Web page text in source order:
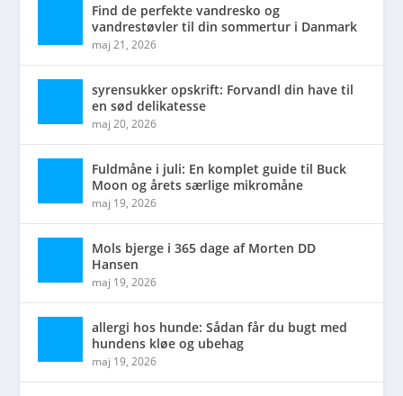
Find de perfekte vandresko og
vandrestøvler til din sommertur i Danmark
maj 21, 2026
syrensukker opskrift: Forvandl din have til
en sød delikatesse
maj 20, 2026
Fuldmåne i juli: En komplet guide til Buck
Moon og årets særlige mikromåne
maj 19, 2026
Mols bjerge i 365 dage af Morten DD
Hansen
maj 19, 2026
allergi hos hunde: Sådan får du bugt med
hundens kløe og ubehag
maj 19, 2026